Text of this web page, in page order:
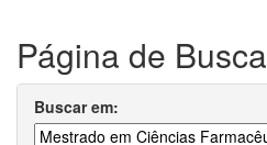
Página de Busca
Buscar em: